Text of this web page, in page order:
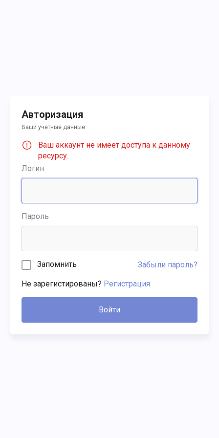
Авторизация
Ваши учетные данные
Ваш аккаунт не имеет доступа к данному
ресурсу.
Логин
Пароль
Запомнить Забыли пароль?
Не зарегистированы? Регистрация